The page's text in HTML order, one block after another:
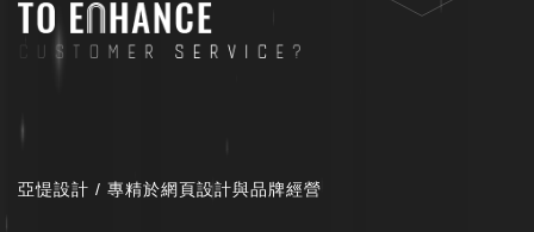
亞惿設計 / 專精於網頁設計與品牌經營